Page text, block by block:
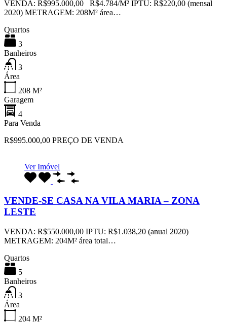
VENDA: R$995.000,00 R$4.784/M² IPTU: R$220,00 (mensal
2020) METRAGEM: 208M² área…
Quartos
3
Banheiros
3
Área
208 M²
Garagem
4
Para Venda
R$995.000,00 PREÇO DE VENDA
Ver Imóvel
VENDE-SE CASA NA VILA MARIA – ZONA
LESTE
VENDA: R$550.000,00 IPTU: R$1.038,20 (anual 2020)
METRAGEM: 204M² área total…
Quartos
5
Banheiros
3
Área
204 M²